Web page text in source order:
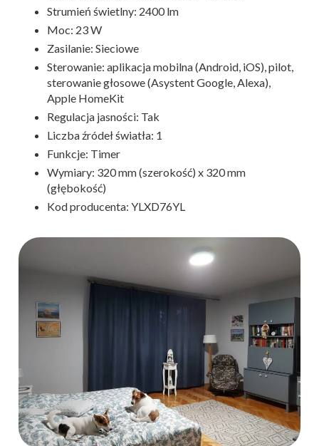
Strumień świetlny: 2400 lm
Moc: 23 W
Zasilanie: Sieciowe
Sterowanie: aplikacja mobilna (Android, iOS), pilot,
sterowanie głosowe (Asystent Google, Alexa),
Apple HomeKit
Regulacja jasności: Tak
Liczba źródeł światła: 1
Funkcje: Timer
Wymiary: 320 mm (szerokość) x 320 mm
(głębokość)
Kod producenta: YLXD76YL